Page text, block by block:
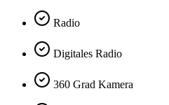
Radio
Digitales Radio
360 Grad Kamera